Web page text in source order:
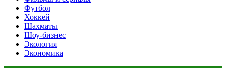
Футбол
Хоккей
Шахматы
Шоу-бизнес
Экология
Экономика